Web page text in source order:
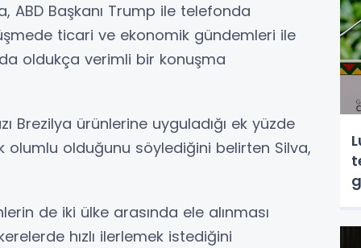
ABD Başkanı Trump ile telefonda
ticari ve ekonomik gündemleri ile
oldukça verimli bir konuşma
Brezilya ürünlerine uyguladığı ek yüzde
olumlu olduğunu söylediğini belirten Silva,
de iki ülke arasında ele alınması
hızlı ilerlemek istediğini